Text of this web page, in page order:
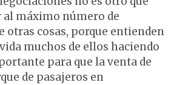
máximo número de
otras cosas, porque entienden
muchos de ellos haciendo
para que la venta de
de pasajeros en